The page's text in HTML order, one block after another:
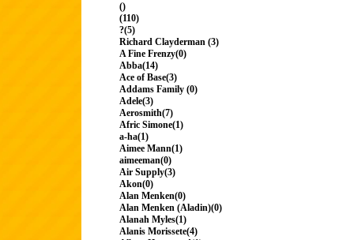
()
(110)
?(5)
Richard Clayderman (3)
A Fine Frenzy(0)
Abba(14)
Ace of Base(3)
Addams Family (0)
Adele(3)
Aerosmith(7)
Afric Simone(1)
a-ha(1)
Aimee Mann(1)
aimeeman(0)
Air Supply(3)
Akon(0)
Alan Menken(0)
Alan Menken (Aladin)(0)
Alanah Myles(1)
Alanis Morissete(4)